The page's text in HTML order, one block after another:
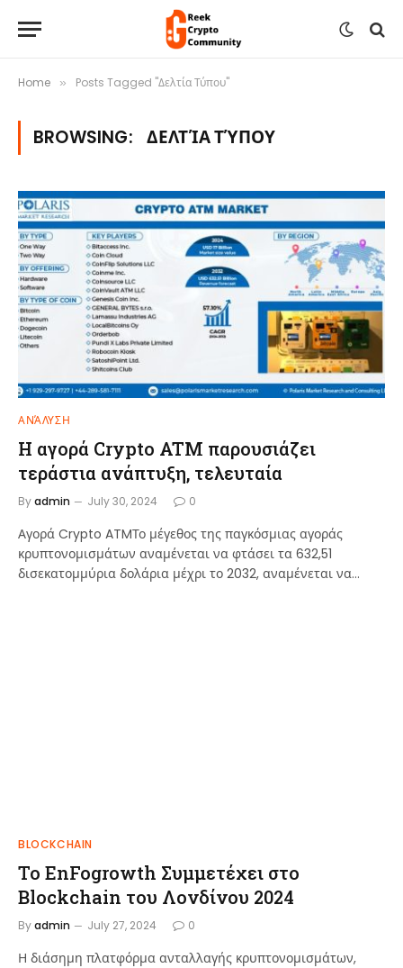
Home » Posts Tagged "Δελτία Τύπου"
BROWSING: ΔΕΛΤΊΑ ΤΎΠΟΥ
ΑΝΆΛΥΣΗ
Η αγορά Crypto ATM παρουσιάζει
τεράστια ανάπτυξη, τελευταία
Byadmin July 30, 2024 0
Αγορά Crypto ATMΤο μέγεθος της παγκόσμιας αγοράς
κρυπτονομισμάτων αναμένεται να φτάσει τα 632,51
δισεκατομμύρια δολάρια μέχρι το 2032, αναμένεται να…
BLOCKCHAIN
Το EnFogrowth Συμμετέχει στο
Blockchain του Λονδίνου 2024
Byadmin July 27, 2024 0
Η διάσημη πλατφόρμα ανταλλαγής κρυπτονομισμάτων,